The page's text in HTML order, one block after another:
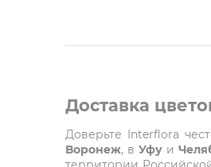
Доставка
Доверьте Interflora
Воронеж, вУфу и